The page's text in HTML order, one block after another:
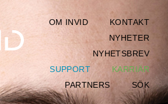
OM INVID
KONTAKT
NYHETER
NYHETSBREV
SUPPORT
KARRIÄR
PARTNERS
SÖK